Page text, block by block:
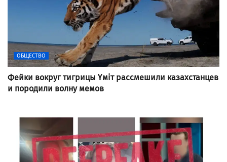
ОБЩЕСТВО
Фейки вокруг тигрицы Үміт рассмешили казахстанцев
и породили волну мемов